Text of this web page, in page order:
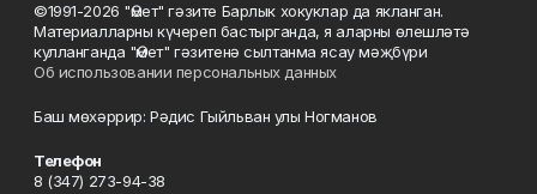
©1991-2026 "Өмет" гәзите Барлык хокуклар да якланган.
Материалларны күчереп бастырганда, я аларны өлешләтә
кулланганда "Өмет" гәзитенә сылтанма ясау мәҗбүри
Об использовании персональных данных
Баш мөхәррир: Рәдис Гыйльван улы Ногманов
Телефон
8 (347) 273-94-38